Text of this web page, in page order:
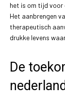
het is om tijd voor
Het aanbrengen
therapeutisch
drukke levens
De
nederland